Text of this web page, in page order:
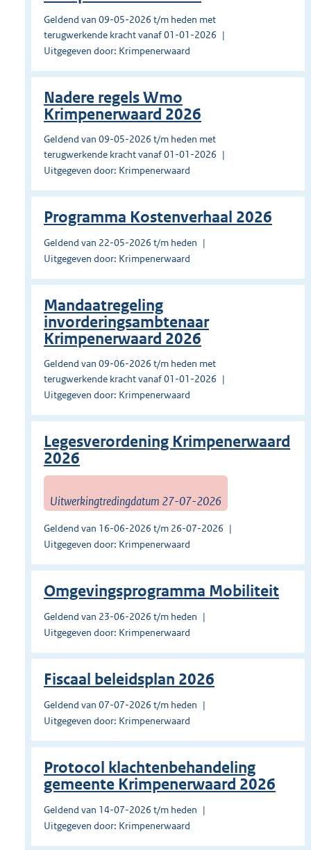
Geldend van 09-05-2026 t/m heden met
terugwerkende kracht vanaf 01-01-2026
Uitgegeven door: Krimpenerwaard
Nadere regels Wmo
Krimpenerwaard 2026
Geldend van 09-05-2026 t/m heden met
terugwerkende kracht vanaf 01-01-2026
Uitgegeven door: Krimpenerwaard
Programma Kostenverhaal 2026
Geldend van 22-05-2026 t/m heden
Uitgegeven door: Krimpenerwaard
Mandaatregeling
invorderingsambtenaar
Krimpenerwaard 2026
Geldend van 09-06-2026 t/m heden met
terugwerkende kracht vanaf 01-01-2026
Uitgegeven door: Krimpenerwaard
Legesverordening Krimpenerwaard
2026
Uitwerkingtredingdatum 27-07-2026
Geldend van 16-06-2026 t/m 26-07-2026
Uitgegeven door: Krimpenerwaard
Omgevingsprogramma Mobiliteit
Geldend van 23-06-2026 t/m heden
Uitgegeven door: Krimpenerwaard
Fiscaal beleidsplan 2026
Geldend van 07-07-2026 t/m heden
Uitgegeven door: Krimpenerwaard
Protocol klachtenbehandeling
gemeente Krimpenerwaard 2026
Geldend van 14-07-2026 t/m heden
Uitgegeven door: Krimpenerwaard